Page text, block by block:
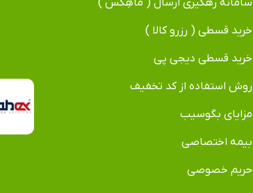
سامانه رهگیری ارسال ( ماهِکس )
خرید قسطی ( رزرو کالا )
خرید قسطی دیجی پی
روش استفاده از کد تخفیف
مزایای بگوسیب
بیمه اختصاصی
حریم خصوصی